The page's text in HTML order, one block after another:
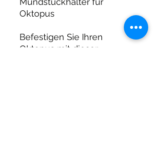
Oktopus
Befestigen Sie Ihren
Oktopus mit dieser